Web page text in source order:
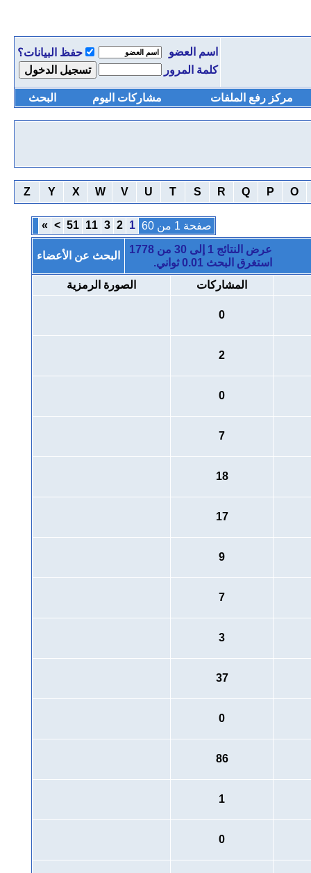
اسم العضو
حفظ البيانات؟
كلمة المرور
مركز رفع الملفات مشاركات اليوم البحث
O
P
Q
R
S
T
U
V
W
X
Y
Z
صفحة 1 من 60 1
2
3
11
51
>
»
عرض النتائج 1 إلى 30 من 1778
استغرق البحث 0.01ثواني.
البحث عن الأعضاء
المشاركات الصورة الرمزية
0
2
0
7
18
17
9
7
3
37
0
86
1
0